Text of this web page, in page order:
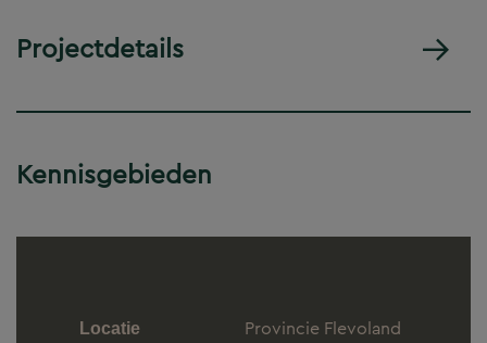
Projectdetails
Kennisgebieden
Locatie Provincie Flevoland